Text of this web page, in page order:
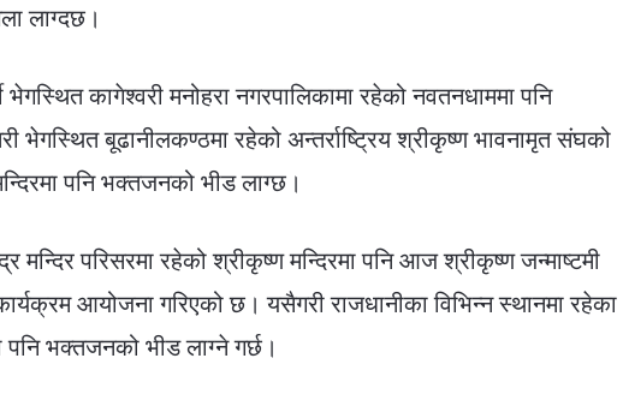
लाग्दछ।
भेगस्थित कागेश्वरी मनोहरा नगरपालिकामा रहेको नवतनधाममा पनि
भेगस्थित बूढानीलकण्ठमा रहेको अन्तर्राष्ट्रिय श्रीकृष्ण भावनामृत संघको
पनि भक्तजनको भीड लाग्छ।
मन्दिर परिसरमा रहेको श्रीकृष्ण मन्दिरमा पनि आज श्रीकृष्ण जन्माष्टमी
आयोजना गरिएको छ। यसैगरी राजधानीका विभिन्न स्थानमा रहेका
पनि भक्तजनको भीड लाग्ने गर्छ।